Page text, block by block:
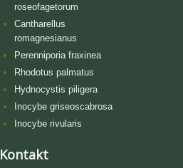
roseofagetorum
Cantharellus
romagnesianus
Perenniporia fraxinea
Rhodotus palmatus
Hydnocystis piligera
Inocybe griseoscabrosa
Inocybe rivularis
Kontakt